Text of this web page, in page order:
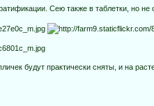
Сею также в таблетки, но
будут практически сняты, и на